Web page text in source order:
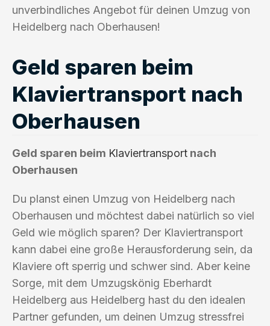
unverbindliches Angebot für deinen Umzug von
Heidelberg nach Oberhausen!
Geld sparen beim
Klaviertransport nach
Oberhausen
Geld sparen beim Klaviertransport nach
Oberhausen
Du planst einen Umzug von Heidelberg nach
Oberhausen und möchtest dabei natürlich so viel
Geld wie möglich sparen? Der Klaviertransport
kann dabei eine große Herausforderung sein, da
Klaviere oft sperrig und schwer sind. Aber keine
Sorge, mit dem Umzugskönig Eberhardt
Heidelberg aus Heidelberg hast du den idealen
Partner gefunden, um deinen Umzug stressfrei